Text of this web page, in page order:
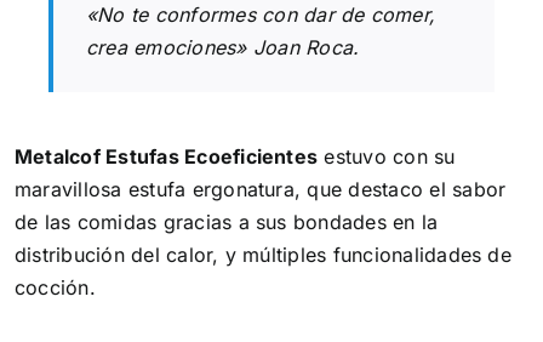
«No te conformes con dar de comer,
crea emociones» Joan Roca.
Metalcof Estufas Ecoeficientes estuvo con su
maravillosa estufa ergonatura, que destaco el sabor
de las comidas gracias a sus bondades en la
distribución del calor, y múltiples funcionalidades de
cocción.